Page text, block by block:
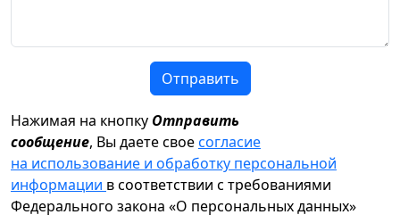
Отправить
Нажимая на кнопку Отправить
сообщение, Вы даете своесогласие
на использование и обработку персональной
информации в соответствии с требованиями
Федерального закона «О персональных данных»